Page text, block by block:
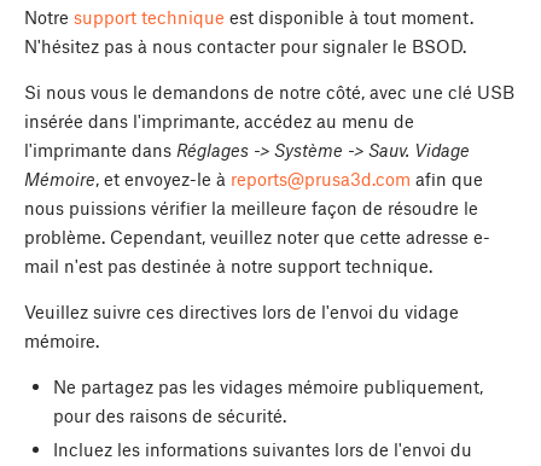
Notre support technique est disponible à tout moment.
N'hésitez pas à nous contacter pour signaler le BSOD.
Si nous vous le demandons de notre côté, avec une clé USB
insérée dans l'imprimante, accédez au menu de
l'imprimante dans Réglages -> Système -> Sauv. Vidage
Mémoire, et envoyez-le à reports@prusa3d.com afin que
nous puissions vérifier la meilleure façon de résoudre le
problème. Cependant, veuillez noter que cette adresse e-
mail n'est pas destinée à notre support technique.
Veuillez suivre ces directives lors de l'envoi du vidage
mémoire.
Ne partagez pas les vidages mémoire publiquement,
pour des raisons de sécurité.
Incluez les informations suivantes lors de l'envoi du